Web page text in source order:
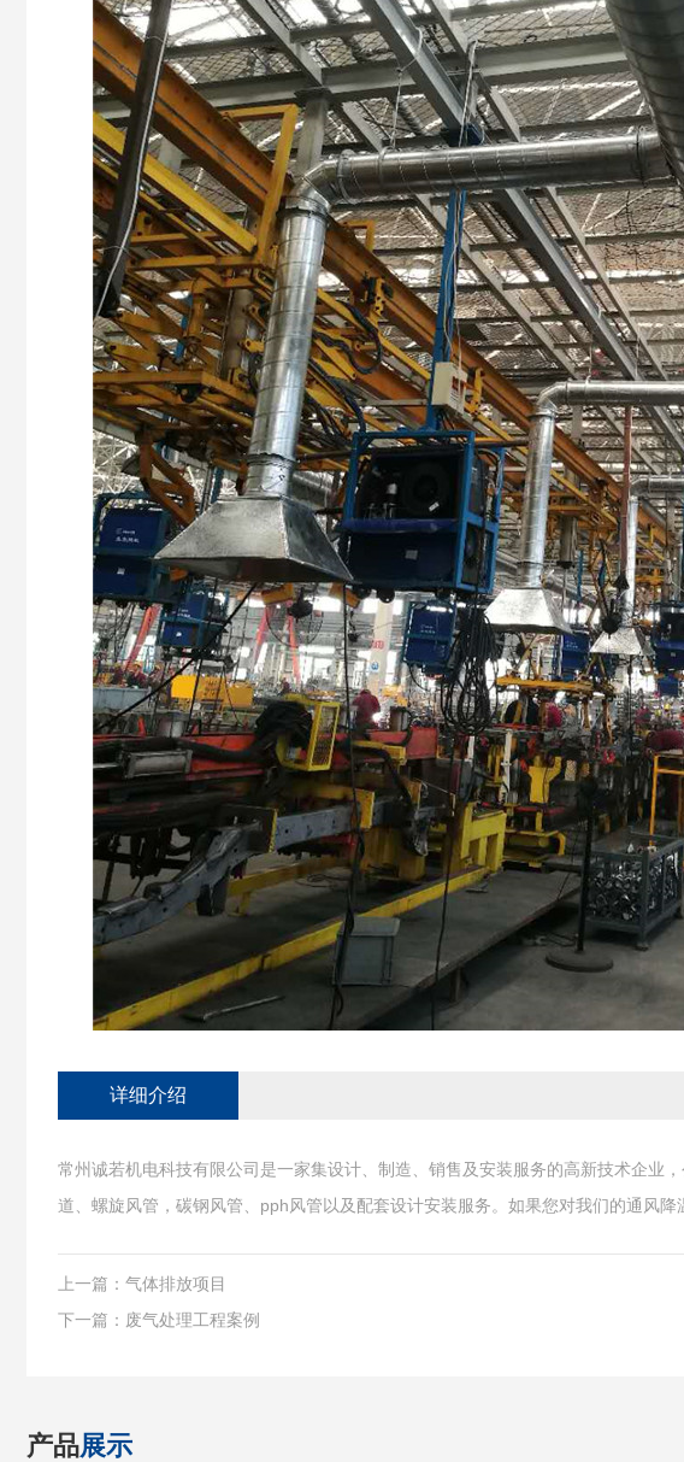
详细介绍
常州诚若机电科技有限公司是一家集设计、制造、销售及安装服务的高新技术企业
道、螺旋风管，碳钢风管、pph风管以及配套设计安装服务。如果您对我们的通风降
上一篇： 气体排放项目
下一篇： 废气处理工程案例
产品展示